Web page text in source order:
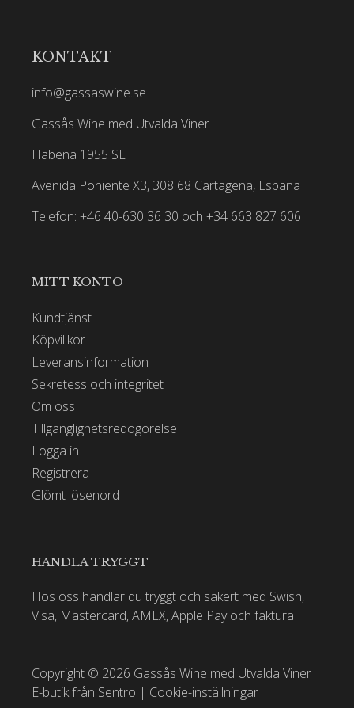
KONTAKT
info@gassaswine.se
Gassås Wine med Utvalda Viner
Habena 1955 SL
Avenida Poniente X3, 308 68 Cartagena, Espana
Telefon: +46 40-630 36 30 och +34 663 827 606
MITT KONTO
Kundtjänst
Köpvillkor
Leveransinformation
Sekretess och integritet
Om oss
Tillgänglighetsredogörelse
Logga in
Registrera
Glömt lösenord
HANDLA TRYGGT
Hos oss handlar du tryggt och säkert med Swish,
Visa, Mastercard, AMEX, Apple Pay och faktura
Copyright © 2026 Gassås Wine med Utvalda Viner |
E-butik från Sentro | Cookie-inställningar